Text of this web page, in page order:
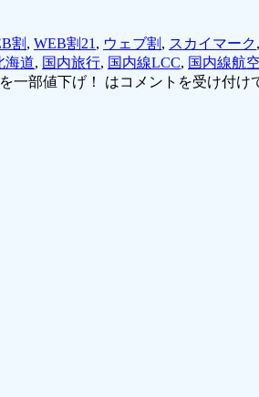
割 , WEB割21 , ウェブ割 , スカイマーク,
海道, 国内旅行, 国内線LCC, 国内線航
一部値下げ！ はコメントを受け付け